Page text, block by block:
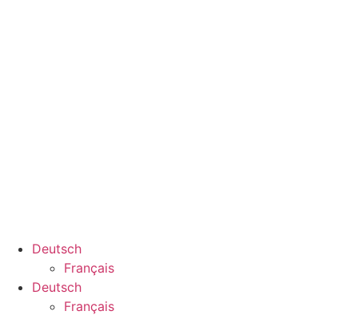
Deutsch
Français
Deutsch
Français